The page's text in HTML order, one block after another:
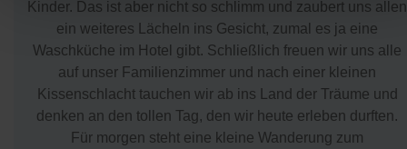
Kinder. Das ist aber nicht so schlimm und zaubert uns allen
ein weiteres Lächeln ins Gesicht, zumal es ja eine
Waschküche im Hotel gibt. Schließlich freuen wir uns alle
auf unser Familienzimmer und nach einer kleinen
Kissenschlacht tauchen wir ab ins Land der Träume und
denken an den tollen Tag, den wir heute erleben durften.
Für morgen steht eine kleine Wanderung zum